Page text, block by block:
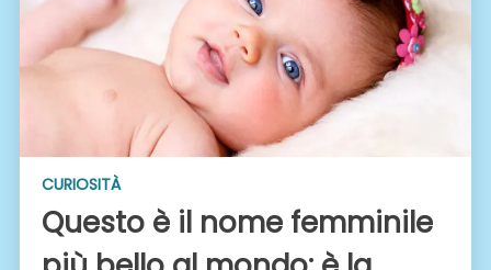
CURIOSITÀ
Questo è il nome femminile